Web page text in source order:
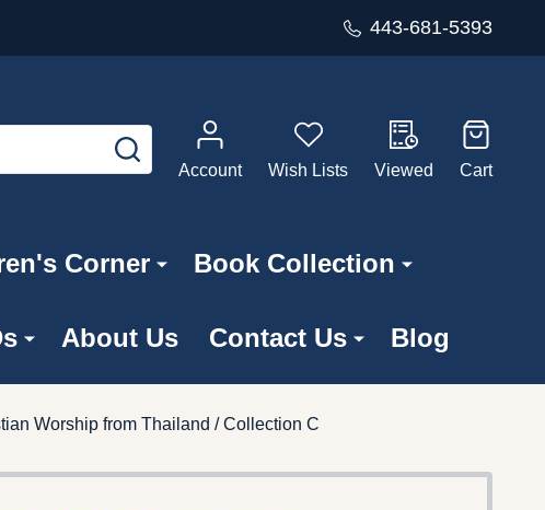
443-681-5393
SEARCH
Account
Wish Lists Viewed Cart
Corner Book Collection
About Us Contact Us Blog
Worship from Thailand / Collection C